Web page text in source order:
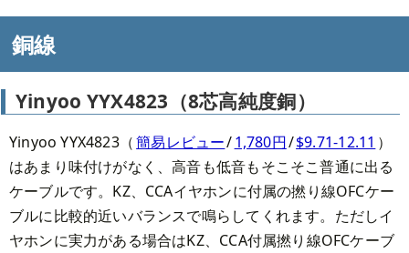
銅線
Yinyoo YYX4823（8芯高純度銅）
Yinyoo YYX4823（簡易レビュー/1,780円/$9.71-12.11 ）
はあまり味付けがなく、高音も低音もそこそこ普通に出る
ケーブルです。KZ、CCAイヤホンに付属の撚り線OFCケー
ブルに比較的近いバランスで鳴らしてくれます。ただしイ
ヤホンに実力がある場合はKZ、CCA付属撚り線OFCケーブ